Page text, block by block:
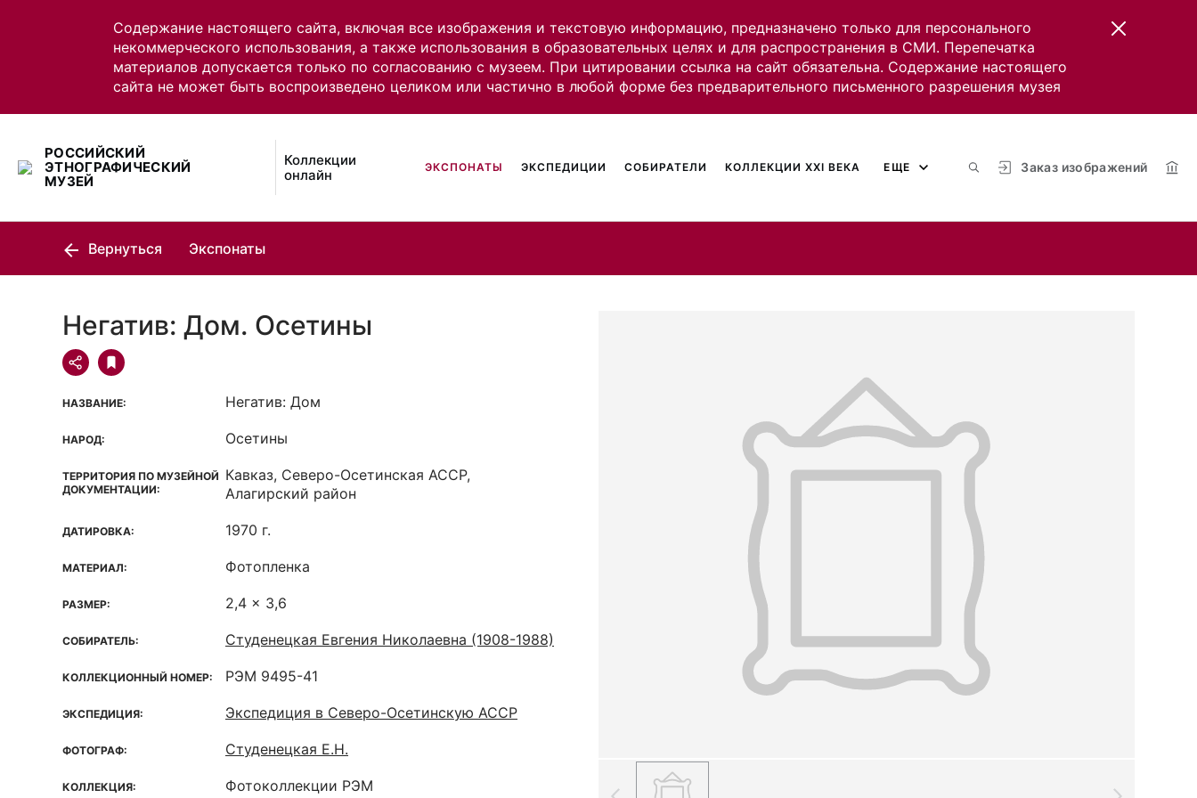
Содержание настоящего сайта, включая все изображения и текстовую информацию, предназначено только для персонального
некоммерческого использования, а также использования в образовательных целях и для распространения в СМИ. Перепечатка
материалов допускается только по согласованию с музеем. При цитировании ссылка на сайт обязательна. Содержание настоящего
сайта не может быть воспроизведено целиком или частично в любой форме без предварительного письменного разрешения музея
РОССИЙСКИЙ
ЭТНОГРАФИЧЕСКИЙ
МУЗЕЙ
Коллекции
онлайн
Заказ изображений
ЭКСПОНАТЫ ЭКСПЕДИЦИИ СОБИРАТЕЛИ КОЛЛЕКЦИИ XXI ВЕКА ЕЩЕ
Вернуться Экспонаты
Негатив: Дом. Осетины
НАЗВАНИЕ: Негатив: Дом
НАРОД: Осетины
ТЕРРИТОРИЯ ПО МУЗЕЙНОЙ
ДОКУМЕНТАЦИИ:
Кавказ, Северо-Осетинская ACCP,
Алагирский район
ДАТИРОВКА: 1970 г.
МАТЕРИАЛ: Фотопленка
РАЗМЕР: 2,4 x 3,6
СОБИРАТЕЛЬ: Студенецкая Евгения Николаевна (1908-1988)
КОЛЛЕКЦИОННЫЙ НОМЕР: РЭМ 9495-41
ЭКСПЕДИЦИЯ: Экспедиция в Северо-Осетинскую АССР
ФОТОГРАФ: Студенецкая Е.Н.
КОЛЛЕКЦИЯ: Фотоколлекции РЭМ